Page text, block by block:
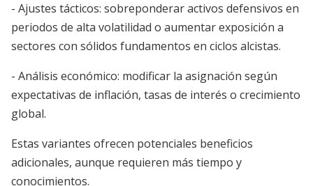
- Ajustes tácticos: sobreponderar activos defensivos en
periodos de alta volatilidad o aumentar exposición a
sectores con sólidos fundamentos en ciclos alcistas.
- Análisis económico: modificar la asignación según
expectativas de inflación, tasas de interés o crecimiento
global.
Estas variantes ofrecen potenciales beneficios
adicionales, aunque requieren más tiempo y
conocimientos.